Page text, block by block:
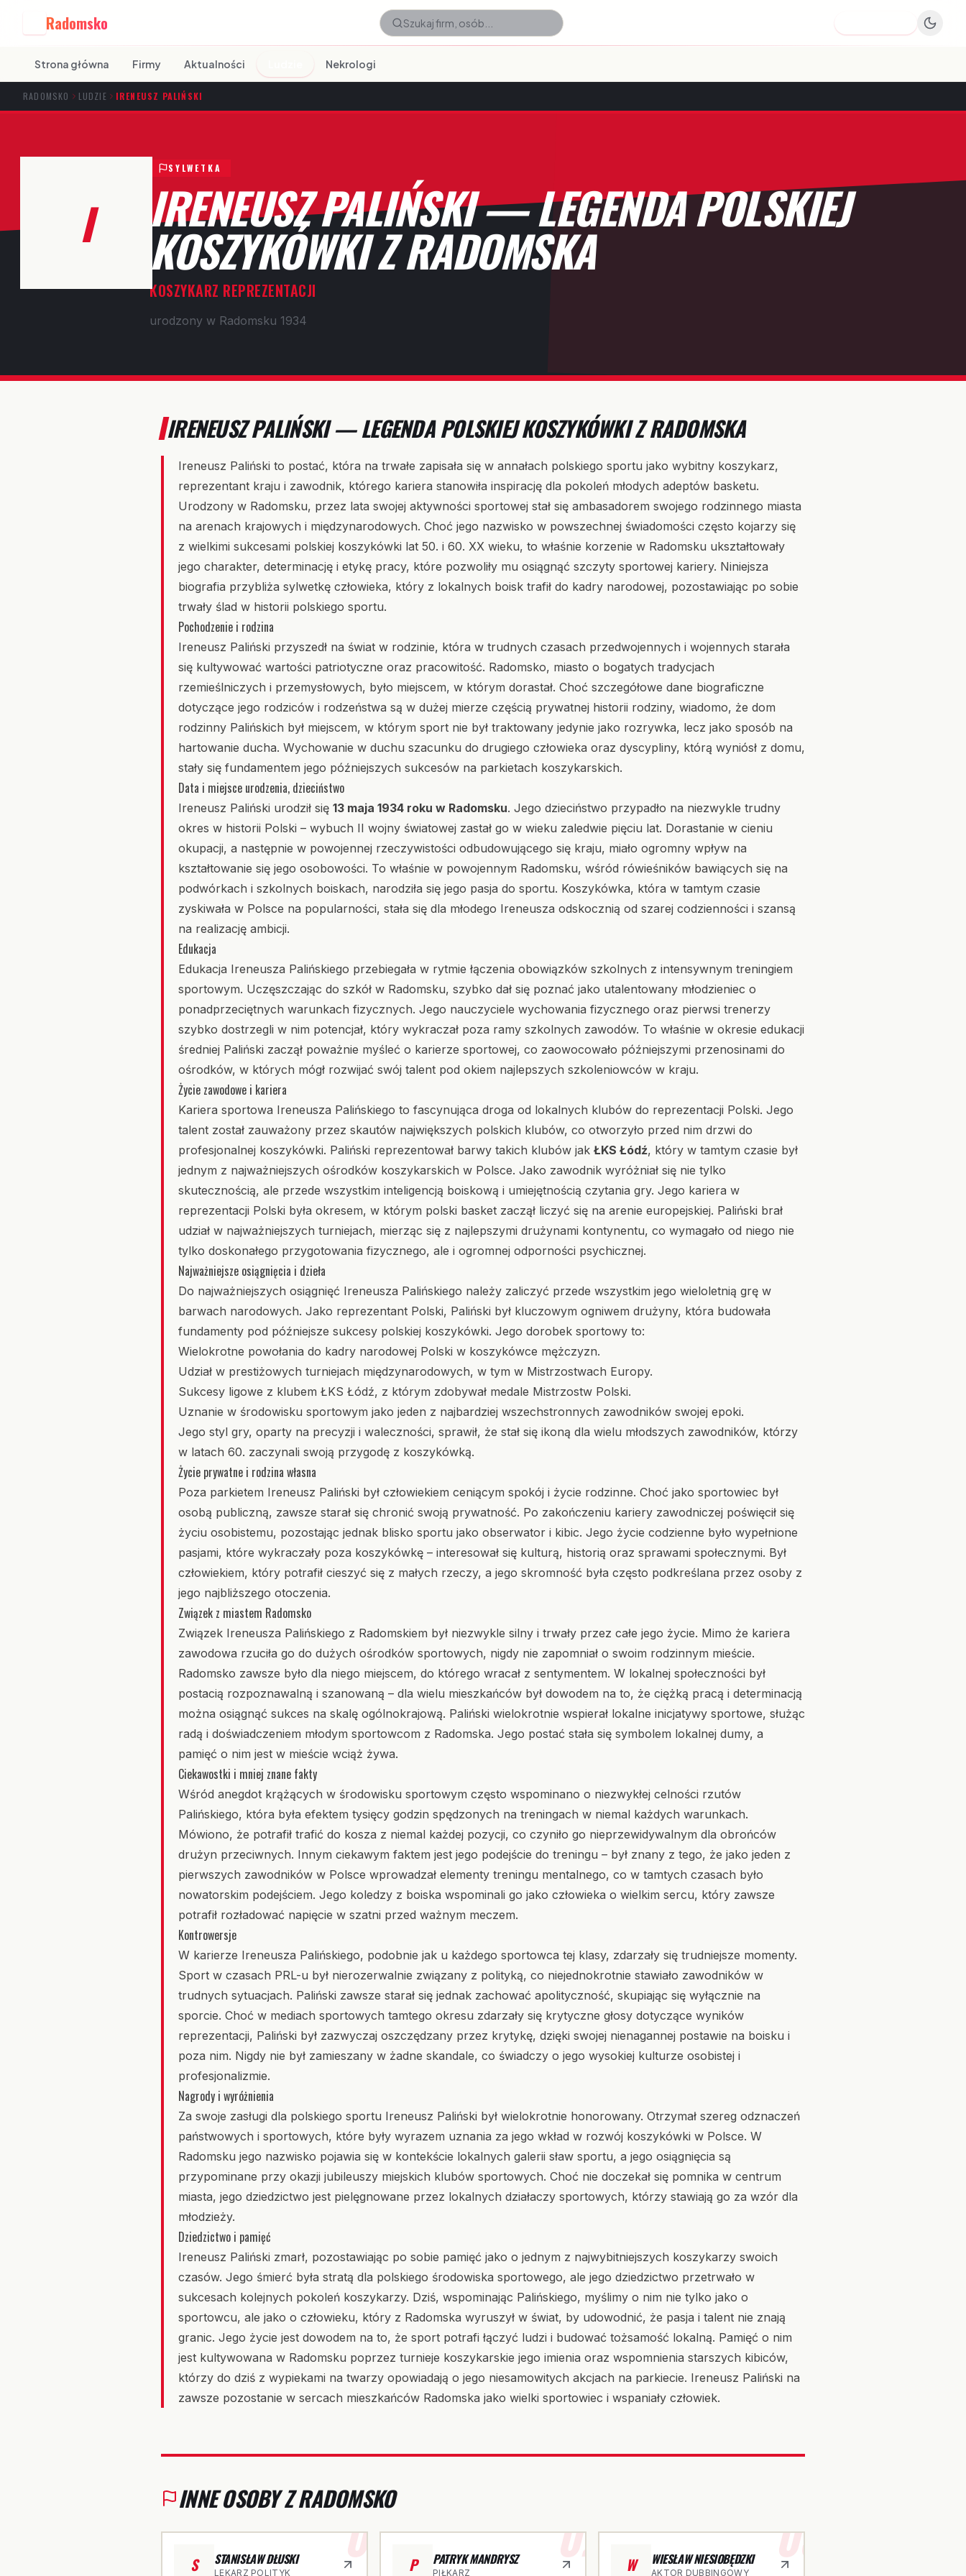
Radomsko
Strona główna Firmy Aktualności Nekrologi
RADOMSKO LUDZIE IRENEUSZ PALIŃSKI
I
SYLWETKA
IRENEUSZ PALIŃSKI — LEGENDA POLSKIEJ
KOSZYKÓWKI Z RADOMSKA
KOSZYKARZ REPREZENTACJI
urodzony w Radomsku 1934
IRENEUSZ PALIŃSKI — LEGENDA POLSKIEJ KOSZYKÓWKI Z RADOMSKA
Ireneusz Paliński to postać, która na trwałe zapisała się w annałach polskiego sportu jako wybitny koszykarz,
reprezentant kraju i zawodnik, którego kariera stanowiła inspirację dla pokoleń młodych adeptów basketu.
Urodzony w Radomsku, przez lata swojej aktywności sportowej stał się ambasadorem swojego rodzinnego miasta
na arenach krajowych i międzynarodowych. Choć jego nazwisko w powszechnej świadomości często kojarzy się
z wielkimi sukcesami polskiej koszykówki lat 50. i 60. XX wieku, to właśnie korzenie w Radomsku ukształtowały
jego charakter, determinację i etykę pracy, które pozwoliły mu osiągnąć szczyty sportowej kariery. Niniejsza
biografia przybliża sylwetkę człowieka, który z lokalnych boisk trafił do kadry narodowej, pozostawiając po sobie
trwały ślad w historii polskiego sportu.
Pochodzenie i rodzina
Ireneusz Paliński przyszedł na świat w rodzinie, która w trudnych czasach przedwojennych i wojennych starała
się kultywować wartości patriotyczne oraz pracowitość. Radomsko, miasto o bogatych tradycjach
rzemieślniczych i przemysłowych, było miejscem, w którym dorastał. Choć szczegółowe dane biograficzne
dotyczące jego rodziców i rodzeństwa są w dużej mierze częścią prywatnej historii rodziny, wiadomo, że dom
rodzinny Palińskich był miejscem, w którym sport nie był traktowany jedynie jako rozrywka, lecz jako sposób na
hartowanie ducha. Wychowanie w duchu szacunku do drugiego człowieka oraz dyscypliny, którą wyniósł z domu,
stały się fundamentem jego późniejszych sukcesów na parkietach koszykarskich.
Data i miejsce urodzenia, dzieciństwo
Ireneusz Paliński urodził się 13 maja 1934 roku w Radomsku. Jego dzieciństwo przypadło na niezwykle trudny
okres w historii Polski – wybuch II wojny światowej zastał go w wieku zaledwie pięciu lat. Dorastanie w cieniu
okupacji, a następnie w powojennej rzeczywistości odbudowującego się kraju, miało ogromny wpływ na
kształtowanie się jego osobowości. To właśnie w powojennym Radomsku, wśród rówieśników bawiących się na
podwórkach i szkolnych boiskach, narodziła się jego pasja do sportu. Koszykówka, która w tamtym czasie
zyskiwała w Polsce na popularności, stała się dla młodego Ireneusza odskocznią od szarej codzienności i szansą
na realizację ambicji.
Edukacja
Edukacja Ireneusza Palińskiego przebiegała w rytmie łączenia obowiązków szkolnych z intensywnym treningiem
sportowym. Uczęszczając do szkół w Radomsku, szybko dał się poznać jako utalentowany młodzieniec o
ponadprzeciętnych warunkach fizycznych. Jego nauczyciele wychowania fizycznego oraz pierwsi trenerzy
szybko dostrzegli w nim potencjał, który wykraczał poza ramy szkolnych zawodów. To właśnie w okresie edukacji
średniej Paliński zaczął poważnie myśleć o karierze sportowej, co zaowocowało późniejszymi przenosinami do
ośrodków, w których mógł rozwijać swój talent pod okiem najlepszych szkoleniowców w kraju.
Życie zawodowe i kariera
Kariera sportowa Ireneusza Palińskiego to fascynująca droga od lokalnych klubów do reprezentacji Polski. Jego
talent został zauważony przez skautów największych polskich klubów, co otworzyło przed nim drzwi do
profesjonalnej koszykówki. Paliński reprezentował barwy takich klubów jak ŁKS Łódź, który w tamtym czasie był
jednym z najważniejszych ośrodków koszykarskich w Polsce. Jako zawodnik wyróżniał się nie tylko
skutecznością, ale przede wszystkim inteligencją boiskową i umiejętnością czytania gry. Jego kariera w
reprezentacji Polski była okresem, w którym polski basket zaczął liczyć się na arenie europejskiej. Paliński brał
udział w najważniejszych turniejach, mierząc się z najlepszymi drużynami kontynentu, co wymagało od niego nie
tylko doskonałego przygotowania fizycznego, ale i ogromnej odporności psychicznej.
Najważniejsze osiągnięcia i dzieła
Do najważniejszych osiągnięć Ireneusza Palińskiego należy zaliczyć przede wszystkim jego wieloletnią grę w
barwach narodowych. Jako reprezentant Polski, Paliński był kluczowym ogniwem drużyny, która budowała
fundamenty pod późniejsze sukcesy polskiej koszykówki. Jego dorobek sportowy to:
Wielokrotne powołania do kadry narodowej Polski w koszykówce mężczyzn.
Udział w prestiżowych turniejach międzynarodowych, w tym w Mistrzostwach Europy.
Sukcesy ligowe z klubem ŁKS Łódź, z którym zdobywał medale Mistrzostw Polski.
Uznanie w środowisku sportowym jako jeden z najbardziej wszechstronnych zawodników swojej epoki.
Jego styl gry, oparty na precyzji i waleczności, sprawił, że stał się ikoną dla wielu młodszych zawodników, którzy
w latach 60. zaczynali swoją przygodę z koszykówką.
Życie prywatne i rodzina własna
Poza parkietem Ireneusz Paliński był człowiekiem ceniącym spokój i życie rodzinne. Choć jako sportowiec był
osobą publiczną, zawsze starał się chronić swoją prywatność. Po zakończeniu kariery zawodniczej poświęcił się
życiu osobistemu, pozostając jednak blisko sportu jako obserwator i kibic. Jego życie codzienne było wypełnione
pasjami, które wykraczały poza koszykówkę – interesował się kulturą, historią oraz sprawami społecznymi. Był
człowiekiem, który potrafił cieszyć się z małych rzeczy, a jego skromność była często podkreślana przez osoby z
jego najbliższego otoczenia.
Związek z miastem Radomsko
Związek Ireneusza Palińskiego z Radomskiem był niezwykle silny i trwały przez całe jego życie. Mimo że kariera
zawodowa rzuciła go do dużych ośrodków sportowych, nigdy nie zapomniał o swoim rodzinnym mieście.
Radomsko zawsze było dla niego miejscem, do którego wracał z sentymentem. W lokalnej społeczności był
postacią rozpoznawalną i szanowaną – dla wielu mieszkańców był dowodem na to, że ciężką pracą i determinacją
można osiągnąć sukces na skalę ogólnokrajową. Paliński wielokrotnie wspierał lokalne inicjatywy sportowe, służąc
radą i doświadczeniem młodym sportowcom z Radomska. Jego postać stała się symbolem lokalnej dumy, a
pamięć o nim jest w mieście wciąż żywa.
Ciekawostki i mniej znane fakty
Wśród anegdot krążących w środowisku sportowym często wspominano o niezwykłej celności rzutów
Palińskiego, która była efektem tysięcy godzin spędzonych na treningach w niemal każdych warunkach.
Mówiono, że potrafił trafić do kosza z niemal każdej pozycji, co czyniło go nieprzewidywalnym dla obrońców
drużyn przeciwnych. Innym ciekawym faktem jest jego podejście do treningu – był znany z tego, że jako jeden z
pierwszych zawodników w Polsce wprowadzał elementy treningu mentalnego, co w tamtych czasach było
nowatorskim podejściem. Jego koledzy z boiska wspominali go jako człowieka o wielkim sercu, który zawsze
potrafił rozładować napięcie w szatni przed ważnym meczem.
Kontrowersje
W karierze Ireneusza Palińskiego, podobnie jak u każdego sportowca tej klasy, zdarzały się trudniejsze momenty.
Sport w czasach PRL-u był nierozerwalnie związany z polityką, co niejednokrotnie stawiało zawodników w
trudnych sytuacjach. Paliński zawsze starał się jednak zachować apolityczność, skupiając się wyłącznie na
sporcie. Choć w mediach sportowych tamtego okresu zdarzały się krytyczne głosy dotyczące wyników
reprezentacji, Paliński był zazwyczaj oszczędzany przez krytykę, dzięki swojej nienagannej postawie na boisku i
poza nim. Nigdy nie był zamieszany w żadne skandale, co świadczy o jego wysokiej kulturze osobistej i
profesjonalizmie.
Nagrody i wyróżnienia
Za swoje zasługi dla polskiego sportu Ireneusz Paliński był wielokrotnie honorowany. Otrzymał szereg odznaczeń
państwowych i sportowych, które były wyrazem uznania za jego wkład w rozwój koszykówki w Polsce. W
Radomsku jego nazwisko pojawia się w kontekście lokalnych galerii sław sportu, a jego osiągnięcia są
przypominane przy okazji jubileuszy miejskich klubów sportowych. Choć nie doczekał się pomnika w centrum
miasta, jego dziedzictwo jest pielęgnowane przez lokalnych działaczy sportowych, którzy stawiają go za wzór dla
młodzieży.
Dziedzictwo i pamięć
Ireneusz Paliński zmarł, pozostawiając po sobie pamięć jako o jednym z najwybitniejszych koszykarzy swoich
czasów. Jego śmierć była stratą dla polskiego środowiska sportowego, ale jego dziedzictwo przetrwało w
sukcesach kolejnych pokoleń koszykarzy. Dziś, wspominając Palińskiego, myślimy o nim nie tylko jako o
sportowcu, ale jako o człowieku, który z Radomska wyruszył w świat, by udowodnić, że pasja i talent nie znają
granic. Jego życie jest dowodem na to, że sport potrafi łączyć ludzi i budować tożsamość lokalną. Pamięć o nim
jest kultywowana w Radomsku poprzez turnieje koszykarskie jego imienia oraz wspomnienia starszych kibiców,
którzy do dziś z wypiekami na twarzy opowiadają o jego niesamowitych akcjach na parkiecie. Ireneusz Paliński na
zawsze pozostanie w sercach mieszkańców Radomska jako wielki sportowiec i wspaniały człowiek.
INNE OSOBY Z RADOMSKO
01
S STANISŁAW DŁUSKI
LEKARZ POLITYK
02
P PATRYK MANDRYSZ
PIŁKARZ
03
W WIESŁAW NIESIOBĘDZKI
AKTOR DUBBINGOWY